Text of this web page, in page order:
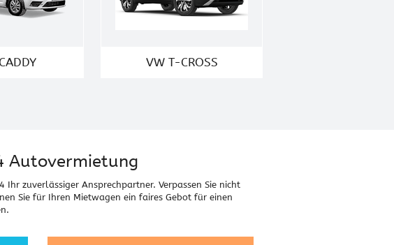
VW T-CROSS
Autovermietung
zuverlässiger Ansprechpartner. Verpassen Sie nicht
Sie für Ihren Mietwagen ein faires Gebot für einen